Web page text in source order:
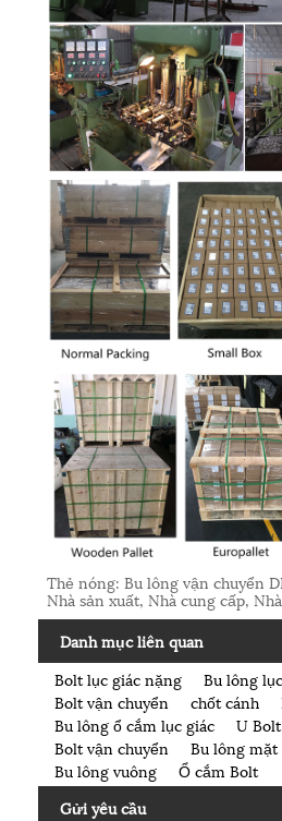
Thẻ nóng: Bu lông vận chuyển
Nhà sản xuất, Nhà cung cấp,
Danh mục liên quan
Bolt lục giác nặng
Bu lông
Bolt vận chuyển
chốt cánh
Bu lông ổ cắm lục giác
U Bolt
Bolt vận chuyển
Bu lông mặt
Bu lông vuông
Ổ cắm Bolt
Gửi yêu cầu